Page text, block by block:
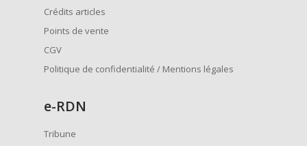
Crédits articles
Points de vente
CGV
Politique de confidentialité / Mentions légales
e-RDN
Tribune